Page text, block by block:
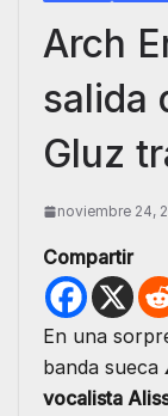
Arch
salida
Gluz
noviembre 24,
Compartir
En una
banda sueca
vocalista